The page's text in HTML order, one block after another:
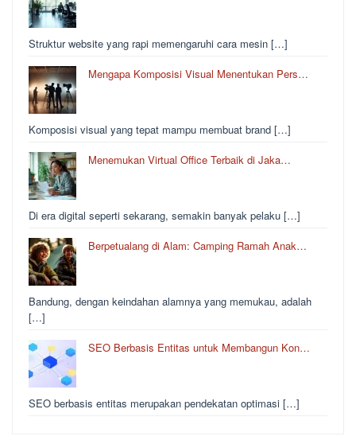
Struktur website yang rapi memengaruhi cara mesin […]
Mengapa Komposisi Visual Menentukan Pers…
Komposisi visual yang tepat mampu membuat brand […]
Menemukan Virtual Office Terbaik di Jaka…
Di era digital seperti sekarang, semakin banyak pelaku […]
Berpetualang di Alam: Camping Ramah Anak…
Bandung, dengan keindahan alamnya yang memukau, adalah
[…]
SEO Berbasis Entitas untuk Membangun Kon…
SEO berbasis entitas merupakan pendekatan optimasi […]